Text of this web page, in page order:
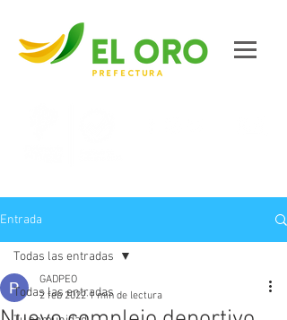
Entrada
Todas las entradas
Todas las entradas
GADPEO
2 feb 2022 1 min de lectura